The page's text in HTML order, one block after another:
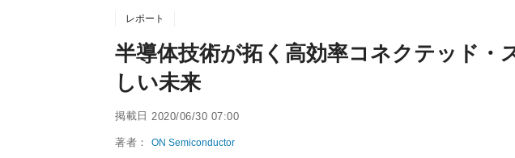
レポート
半導体技術が拓く高効率コネクテッド・
しい未来
掲載日 2020/06/30 07:00
著者：ON Semiconductor